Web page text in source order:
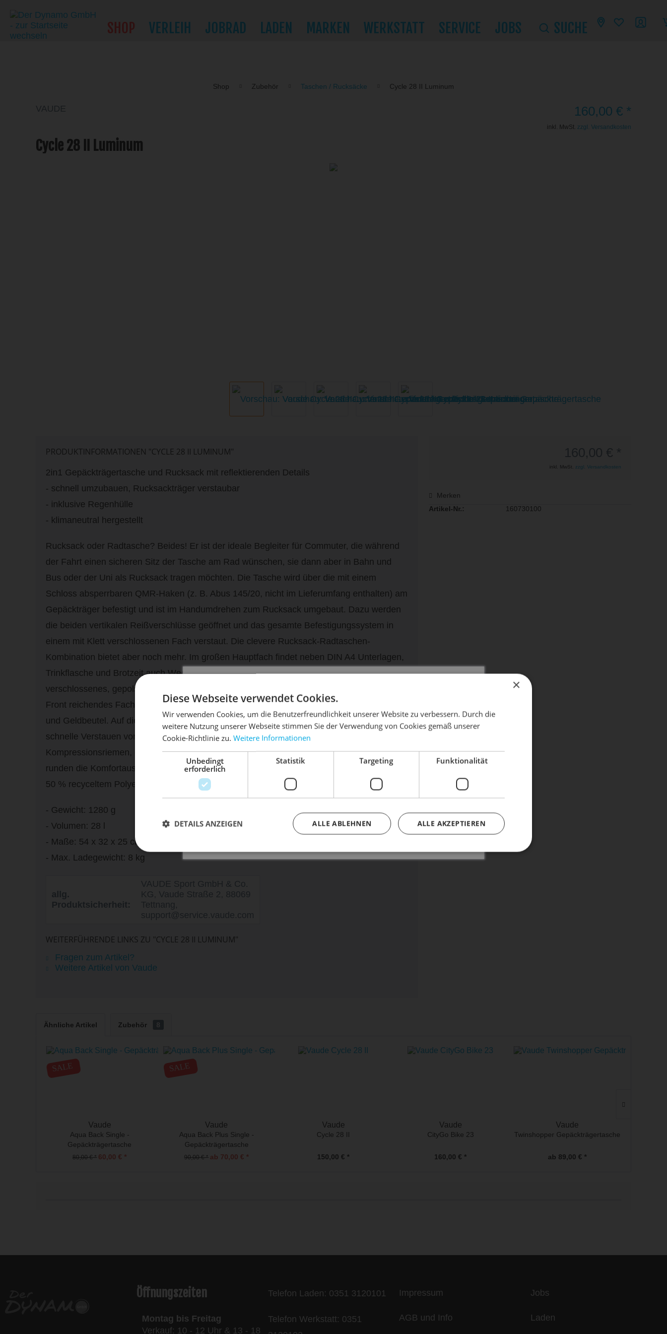
SHOP VERLEIH JOBRAD LADEN MARKEN WERKSTATT SERVICE JOBS SUCHE
Shop Zubehör Taschen / Rucksäcke Cycle 28 II Luminum
VAUDE
Cycle 28 II Luminum
160,00 € *
inkl. MwSt. zzgl. Versandkosten
inkl. MwSt. zzgl. Versandkosten
Merken
Artikel-Nr.:
160730100
PRODUKTINFORMATIONEN "CYCLE 28 II LUMINUM"
2in1 Gepäckträgertasche und Rucksack mit reflektierenden Details
- schnell umzubauen, Rucksackträger verstaubar
- inklusive Regenhülle
- klimaneutral hergestellt
Rucksack oder Radtasche? Beides! Er ist der ideale Begleiter für Commuter, die während
der Fahrt einen sicheren Sitz der Tasche am Rad wünschen, sie dann aber in Bahn und
Bus oder der Uni als Rucksack tragen möchten. Die Tasche wird über die mit einem
Schloss absperrbaren QMR-Haken (z. B. Abus 145/20, nicht im Lieferumfang enthalten) am
Gepäckträger befestigt und ist im Handumdrehen zum Rucksack umgebaut. Dazu werden
die beiden vertikalen Reißverschlüsse geöffnet und das gesamte Befestigungssystem in
einem mit Klett verschlossenen Fach verstaut. Die clevere Rucksack-Radtaschen-
Kombination bietet aber noch mehr. Im großen Hauptfach findet neben DIN A4 Unterlagen,
Trinkflasche und Brotzeit auch Wechselwäsche Platz. Ein separates, mit Reißverschluss
verschlossenes, gepolstertes Fach nimmt Laptops bis 15,6“ auf. Ein über die gesamte
Front reichendes Fach öffnet diagonal und bietet einen Netzorganizer für Handy, Schlüssel
und Geldbeutel. Auf diesem Fach befindet sich zusätzlich eine flache Netztasche für das
schnelle Verstauen von Zeitschriften oder nasser Kleidung. Zwei seitliche
Kompressionsriemen, ein Helmhalter und die im Lieferumfang enthaltene Regenhülle
runden die Komfortausstattung ab. Das Hauptmaterial des Cycle 28 Luminum besteht aus
50 % recyceltem Polyester, das Kontrastmaterial sogar zu 100 %.
- Gewicht: 1280 g
- Volumen: 28 l
- Maße: 54 x 32 x 25 cm
- Max. Ladegewicht: 8 kg
allg.
Produktsicherheit:
VAUDE Sport GmbH & Co.
KG, Vaude Straße 2, 88069
Tettnang,
support@service.vaude.com
WEITERFÜHRENDE LINKS ZU "CYCLE 28 II LUMINUM"
Fragen zum Artikel?
Weitere Artikel von Vaude
Ähnliche Artikel Zubehör 8
SALE
Vaude
Aqua Back Single -
Gepäckträgertasche
80,00 € * 60,00 € *
SALE
Vaude
Aqua Back Plus Single -
Gepäckträgertasche
90,00 € * ab 70,00 € *
Vaude
Cycle 28 II
150,00 € *
Vaude
CityGo Bike 23
160,00 € *
Vaude
Twinshopper Gepäckträgertasche
ab 89,00 € *
DIE SONNE LACHT, DEIN RAD ERWACHT
Mach dein Bike frühlingsfit - gönn ihm den Service, den es verdient!
Dein Bike braucht Service, Wartung oder ein Update?
Öffnungszeiten
Montag bis Freitag
Verkauf: 10 - 12 Uhr & 13 - 18
Telefon Laden: 0351 3120101
Telefon Werkstatt: 0351
Impressum
AGB und Info
Jobs
Laden
×
Diese Webseite verwendet Cookies.
Wir verwenden Cookies, um die Benutzerfreundlichkeit unserer Website zu verbessern. Durch die
weitere Nutzung unserer Webseite stimmen Sie der Verwendung von Cookies gemäß unserer
Cookie-Richtlinie zu. Weitere Informationen
Unbedingt
erforderlich
Statistik Targeting Funktionalität
ALLE AKZEPTIEREN
ALLE ABLEHNEN
DETAILS ANZEIGEN